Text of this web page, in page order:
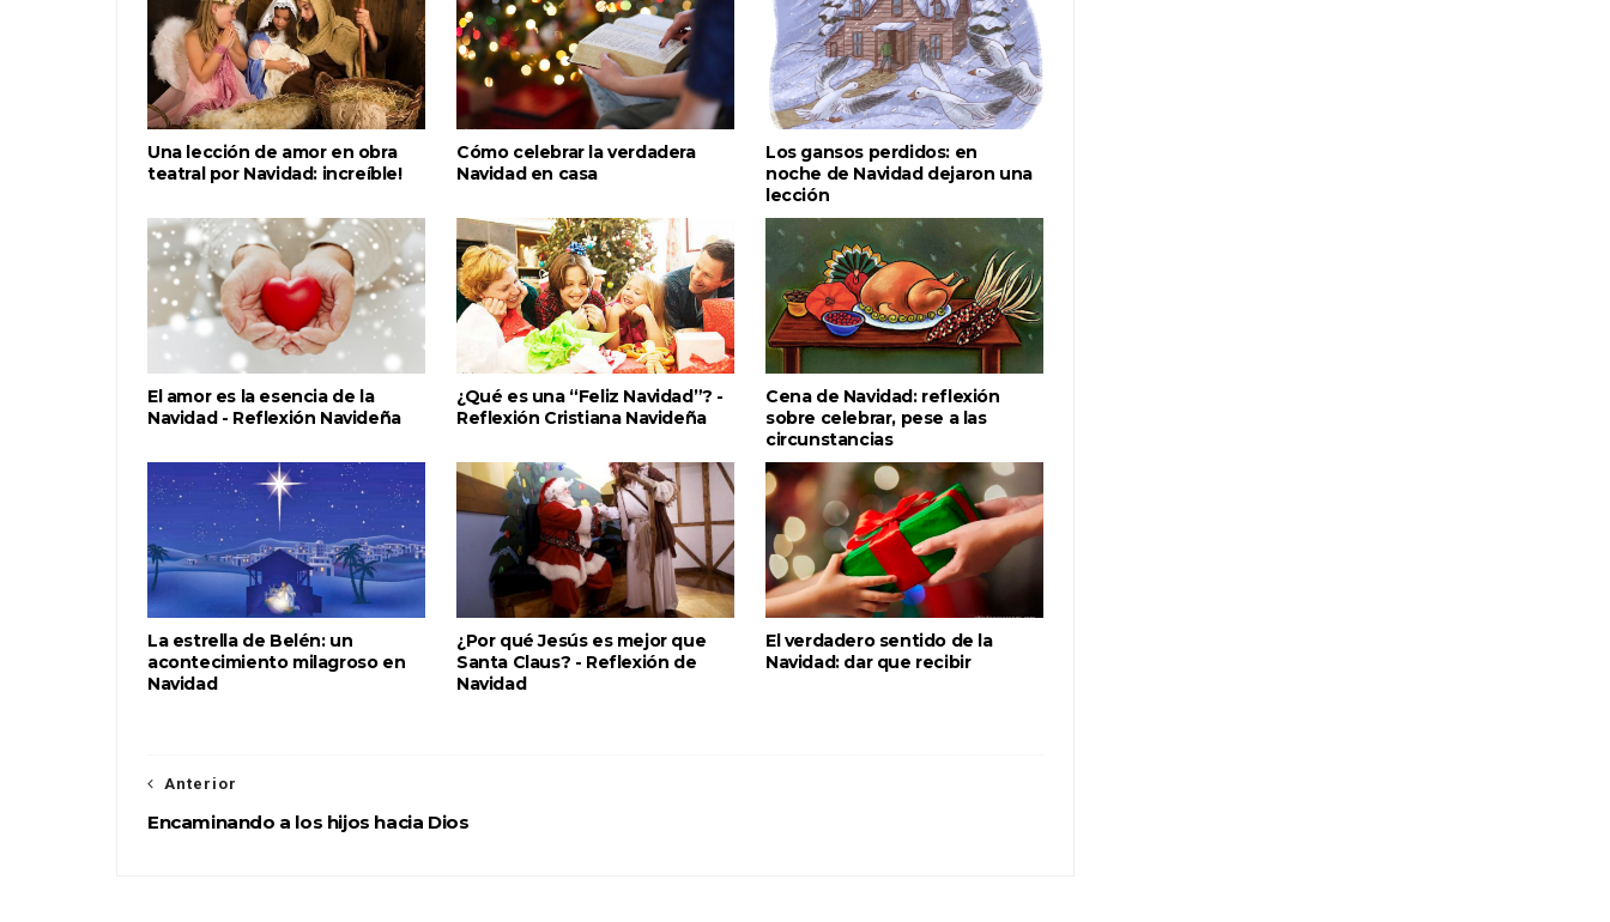
Una lección de amor en obra
teatral por Navidad: increíble!
Cómo celebrar la verdadera
Navidad en casa
Los gansos perdidos: en
noche de Navidad dejaron una
lección
El amor es la esencia de la
Navidad - Reflexión Navideña
¿Qué es una “Feliz Navidad”? -
Reflexión Cristiana Navideña
Cena de Navidad: reflexión
sobre celebrar, pese a las
circunstancias
La estrella de Belén: un
acontecimiento milagroso en
Navidad
¿Por qué Jesús es mejor que
Santa Claus? - Reflexión de
Navidad
El verdadero sentido de la
Navidad: dar que recibir
Anterior
Encaminando a los hijos hacia Dios